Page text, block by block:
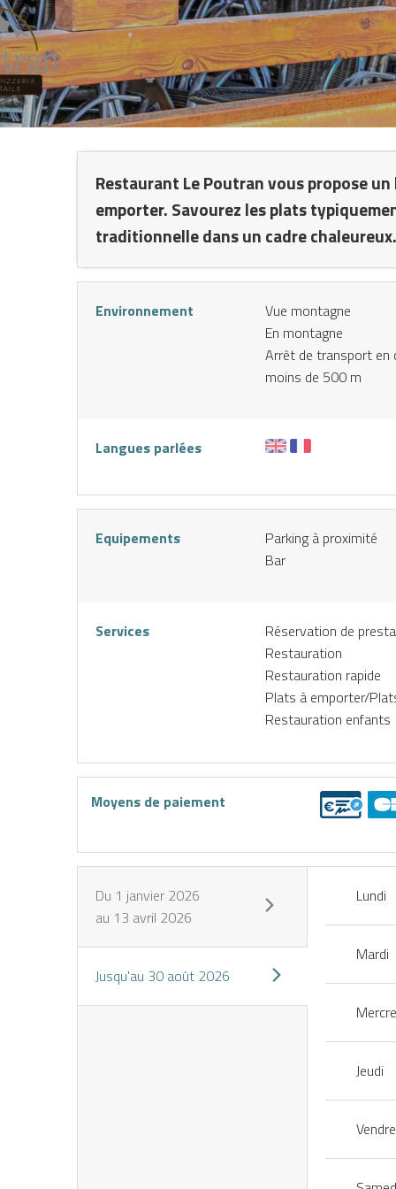
Restaurant Le Poutran vous propose
emporter. Savourez les plats
traditionnelle dans un cadre
Environnement Vue montagne
En montagne
Arrêt de transport en
moins de 500 m
Langues parlées
Equipements
Parking à proximité
Bar
Services
Réservation de
Restauration
Restauration rapide
Plats à emporter/
Restauration enfants
Moyens de paiement
Du 1 janvier 2026
au 13 avril 2026
Jusqu'au 30 août 2026
Lundi
Mardi
Jeudi